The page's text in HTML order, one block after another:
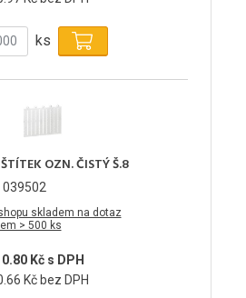
ks
OZN. ČISTÝ Š.8
039502
skladem na dotaz
> 500 ks
0.80 Kč s DPH
Kč bez DPH